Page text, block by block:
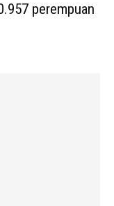
perempuan